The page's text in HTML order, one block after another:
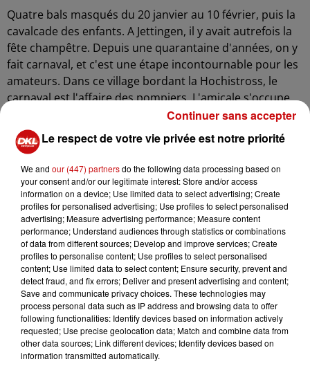
Quatre bals masqués du 20 janvier au 10 février, puis la
cavalcade des enfants. A Jettingen, il y avait autrefois la
fête champêtre. Depuis une quarantaine d'années, on y
fait carnaval, et c'est une étape incontournable pour les
amateurs. Dans ce village bordant la Hochistross, le
carnaval est l'affaire des pompiers. L'amicale s'occupe
de tout et met la dernière main à l'aménagement du
chapiteau. Depuis 2017, la fête se tient près des
nouveaux bâtiments communaux. Après deux années
d'absence en raison de la Covid, le Fasnacht est revenu
l'an dernier. Tout le monde était de retour. Roland est
un des piliers de l'organisation. Forcément, il a des
souvenirs :
"Quand les gens sont arrivés, des fois, ils étaient déjà à
l'intérieur du chapiteau, et nous, on n'avait même pas
encore ouvert la caisse. Il fallait repasser chez eux. Alors
ça, c'était une anecdote à part, mais les gens étaient
vraiment disciplinés et savaient payer cette entrée. Ils
sont déjà disposés. Mais nous-mêmes, on n'était même
pas encore fin prêt, parce qu'il y a une année, on était
ric-rac avec le temps". C'est l'Evolutive ex-Energy qui
Le respect de votre vie privée est notre priorité
We and our (447) partnersdo the following data processing based on
your consent and/or our legitimate interest: Store and/or access
information on a device; Use limited data to select advertising; Create
profiles for personalised advertising; Use profiles to select personalised
advertising; Measure advertising performance; Measure content
performance; Understand audiences through statistics or combinations
of data from different sources; Develop and improve services; Create
profiles to personalise content; Use profiles to select personalised
content; Use limited data to select content; Ensure security, prevent and
detect fraud, and fix errors; Deliver and present advertising and content;
Save and communicate privacy choices. These technologies may
process personal data such as IP address and browsing data to offer
following functionalities: Identify devices based on information actively
requested; Use precise geolocation data; Match and combine data from
other data sources; Link different devices; Identify devices based on
information transmitted automatically.
Continuer sans accepter